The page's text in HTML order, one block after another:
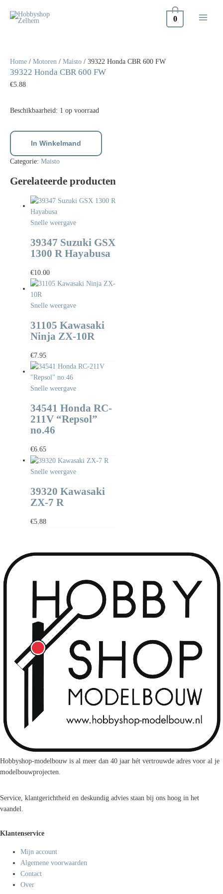
naar
0
Home / Motoren / Maisto / 39322 Honda CBR 600 FW
39322 Honda CBR 600 FW
€5.88
Beschikbaarheid: 1 op voorraad
CBR
600
FW
In Winkelmand
Categorie: Maisto
Gerelateerde producten
Snelle weergave
39347 Suzuki GSX
1300 R Hayabusa
€10.00
Snelle weergave
31105 Kawasaki
Ninja ZX-10R
€7.95
Snelle weergave
34541 Honda RC-
211V “Repsol”
no.46
€6.65
Snelle weergave
39320 Kawasaki
ZX-7 R
€5.88
Hobbyshop-modelbouw is al meer dan 40 jaar hét vertrouwde adres voor al je
modelbouwprojecten.
Service, klantgerichtheid en deskundig advies staan bij ons hoog in het
vaandel.
Klantenservice
Mijn account
Algemene voorwaarden
Contact
Over